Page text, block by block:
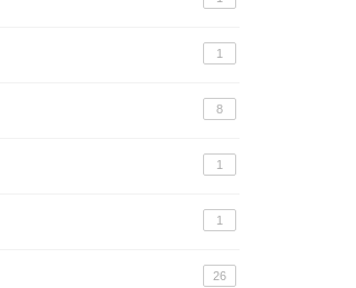
1
8
1
1
26